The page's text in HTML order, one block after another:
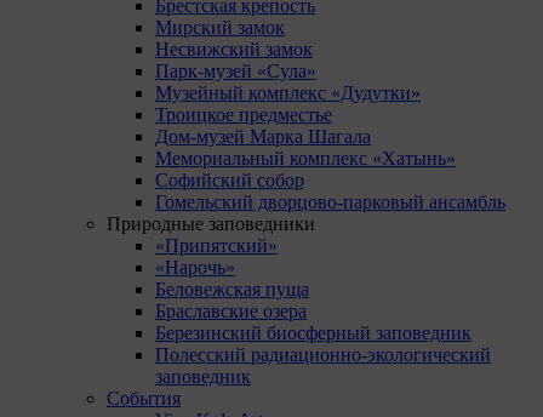
Брестская крепость
Мирский замок
Несвижский замок
Парк-музей «Сула»
Музейный комплекс «Дудутки»
Троицкое предместье
Дом-музей Марка Шагала
Мемориальный комплекс «Хатынь»
Софийский собор
Гомельский дворцово-парковый ансамбль
Природные заповедники
«Припятский»
«Нарочь»
Беловежская пуща
Браславские озера
Березинский биосферный заповедник
Полесский радиационно-экологический
заповедник
События